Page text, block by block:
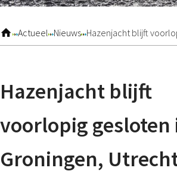
Actueel Nieuws Hazenjacht blijft
Hazenjacht blijft
voorlopig gesloten
Groningen,